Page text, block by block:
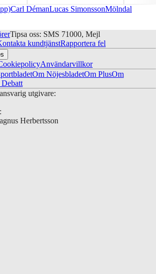
Carl DémanLucas SimonssonMölndal
Tipsa oss: SMS 71000, Mejl
kundtjänstRapportera fel
Användarvillkor
Om NöjesbladetOm PlusOm
utgivare:
Herbertsson